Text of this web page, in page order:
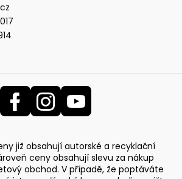
již obsahují autorské a recyklační
ceny obsahují slevu za nákup
obchod. V případě, že poptáváte